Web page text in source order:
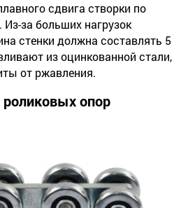
сдвига створки по
за больших нагрузок
стенки должна составлять 5
из оцинкованной стали,
от ржавления.
опор